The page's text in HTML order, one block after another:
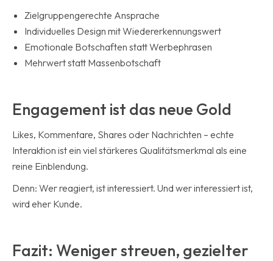
Zielgruppengerechte Ansprache
Individuelles Design mit Wiedererkennungswert
Emotionale Botschaften statt Werbephrasen
Mehrwert statt Massenbotschaft
Engagement ist das neue Gold
Likes, Kommentare, Shares oder Nachrichten – echte
Interaktion ist ein viel stärkeres Qualitätsmerkmal als eine
reine Einblendung.
Denn: Wer reagiert, ist interessiert. Und wer interessiert ist,
wird eher Kunde.
Fazit: Weniger streuen, gezielter